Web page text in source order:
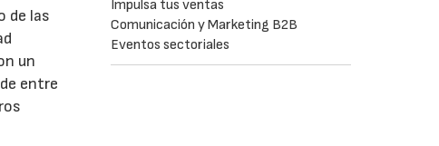
de las
un
entre
Impulsa tus ventas
Comunicación y Marketing B2B
Eventos sectoriales